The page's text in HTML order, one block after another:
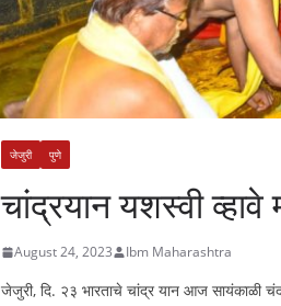
जेजुरी पुणे
चांद्रयान यशस्वी
August 24, 2023 Ibm Maharashtra
जेजुरी, दि. २३ भारताचे चांद्र यान आज सायंकाळी